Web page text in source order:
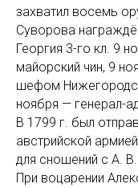
захватил восемь
Суворова
Георгия 3-го кл. 9
майорский чин, 9
шефом
ноября — генерал-
В 1799 г. был
австрийской
для сношений с А.
При воцарении